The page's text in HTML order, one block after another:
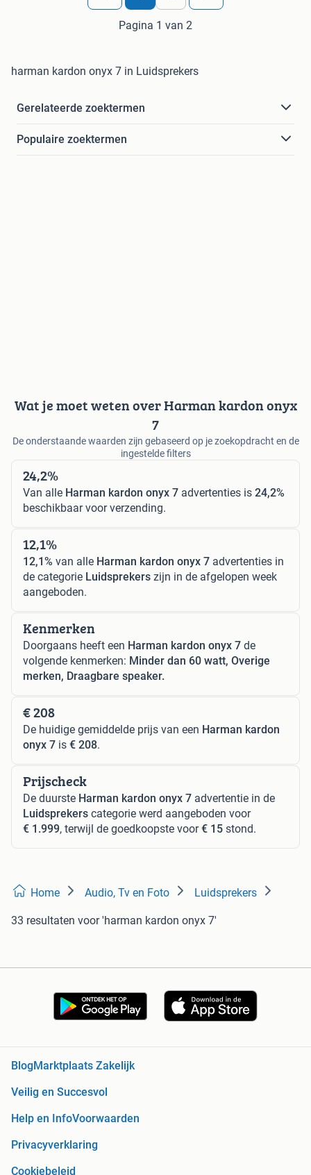
Pagina 1 van 2
harman kardon onyx 7 in Luidsprekers
Gerelateerde zoektermen
Populaire zoektermen
Wat je moet weten over Harman kardon onyx
7
De onderstaande waarden zijn gebaseerd op je zoekopdracht en de
ingestelde filters
24,2%
Van alle Harman kardon onyx 7 advertenties is 24,2%
beschikbaar voor verzending.
12,1%
12,1% van alle Harman kardon onyx 7 advertenties in
de categorie Luidsprekers zijn in de afgelopen week
aangeboden.
Kenmerken
Doorgaans heeft een Harman kardon onyx 7 de
volgende kenmerken: Minder dan 60 watt, Overige
merken, Draagbare speaker.
€ 208
De huidige gemiddelde prijs van een Harman kardon
onyx 7 is € 208.
Prijscheck
De duurste Harman kardon onyx 7 advertentie in de
Luidsprekers categorie werd aangeboden voor
€ 1.999, terwijl de goedkoopste voor€ 15 stond.
Home Audio, Tv en Foto Luidsprekers
33 resultaten voor 'harman kardon onyx 7'
BlogMarktplaats Zakelijk
Veilig en Succesvol
Help en InfoVoorwaarden
Privacyverklaring
Cookiebeleid